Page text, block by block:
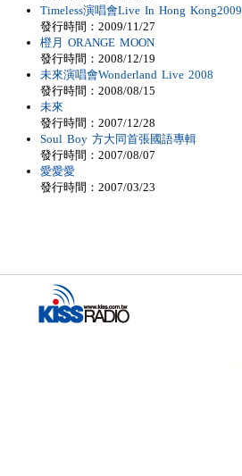
Timeless演唱會Live In Hong Kong2009
發行時間：2009/11/27
橙月 ORANGE MOON
發行時間：2008/12/19
未來演唱會Wonderland Live 2008
發行時間：2008/08/15
未來
發行時間：2007/12/28
Soul Boy 方大同首張國語專輯
發行時間：2007/08/07
愛愛愛
發行時間：2007/03/23